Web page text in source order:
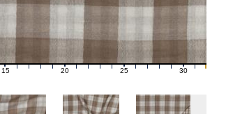
16 17 18 19 21 22 23 24 25 26 27 28 29 31